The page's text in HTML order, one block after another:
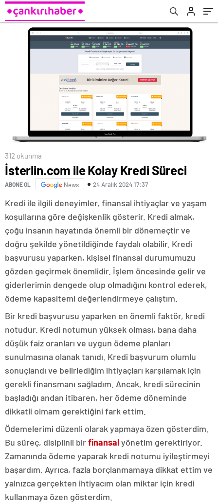
312 okunma
İsterlin.com ile Kolay Kredi Süreci
ABONE OL News 24 Aralık 2024 17:37
Kredi ile ilgili deneyimler, finansal ihtiyaçlar ve yaşam
koşullarına göre değişkenlik gösterir. Kredi almak,
çoğu insanın hayatında önemli bir dönemeçtir ve
doğru şekilde yönetildiğinde faydalı olabilir. Kredi
başvurusu yaparken, kişisel finansal durumumuzu
gözden geçirmek önemlidir. İşlem öncesinde gelir ve
giderlerimin dengede olup olmadığını kontrol ederek,
ödeme kapasitemi değerlendirmeye çalıştım.
Bir kredi başvurusu yaparken en önemli faktör, kredi
notudur. Kredi notumun yüksek olması, bana daha
düşük faiz oranları ve uygun ödeme planları
sunulmasına olanak tanıdı. Kredi başvurum olumlu
sonuçlandı ve belirlediğim ihtiyaçları karşılamak için
gerekli finansmanı sağladım. Ancak, kredi sürecinin
başladığı andan itibaren, her ödeme döneminde
dikkatli olmam gerektiğini fark ettim.
Ödemelerimi düzenli olarak yapmaya özen gösterdim.
Bu süreç, disiplinli birfinansalyönetim gerektiriyor.
Zamanında ödeme yaparak kredi notumu iyileştirmeyi
başardım. Ayrıca, fazla borçlanmamaya dikkat ettim ve
yalnızca gerçekten ihtiyacım olan miktar için kredi
kullanmaya özen gösterdim.